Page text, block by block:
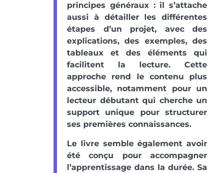
principes généraux : il s’attache
aussi à détailler les différentes
étapes d’un projet, avec des
explications, des exemples, des
tableaux et des éléments qui
facilitent la lecture. Cette
approche rend le contenu plus
accessible, notamment pour un
lecteur débutant qui cherche un
support unique pour structurer
ses premières connaissances.
Le livre semble également avoir
été conçu pour accompagner
l’apprentissage dans la durée. Sa